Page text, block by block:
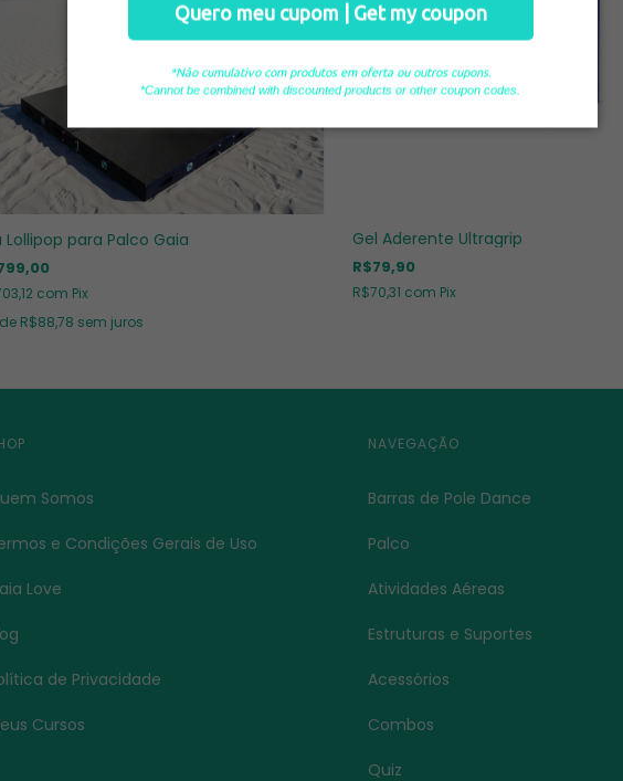
Quero meu cupom | Get my coupon
*Não cumulativo com produtos em oferta ou outros cupons.
*Cannot be combined with disc ounted products or other coupon codes.
Lollipop para Palco Gaia
com Pix
R$88,78 sem juros
Gel Aderente Ultragrip
R$79,90
R$70,31 com Pix
Somos
e Condições Gerais de Uso
Love
de Privacidade
Cursos
NAVEGAÇÃO
Barras de Pole Dance
Palco
Atividades Aéreas
Estruturas e Suportes
Acessórios
Combos
Quiz